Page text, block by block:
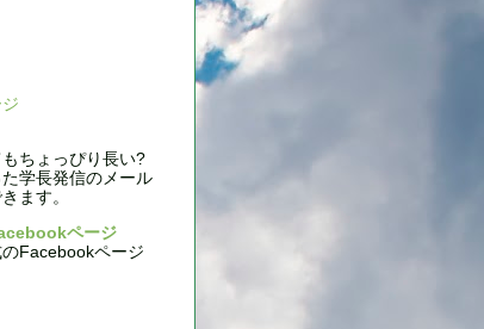
ちょっぴり長い?
学長発信のメール
ます。
ページ
Facebookページ